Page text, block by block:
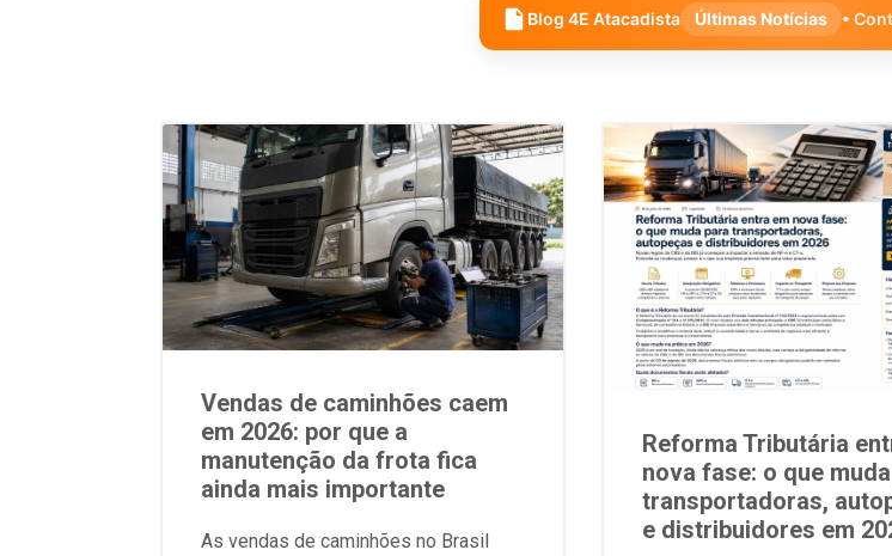
Blog 4E Atacadista Últimas Notícias •
Vendas de caminhões caem
em 2026: por que a
manutenção da frota fica
ainda mais importante
As vendas de caminhões no Brasil
Reforma Tributária
nova fase: o que
transportadoras,
e distribuidores em